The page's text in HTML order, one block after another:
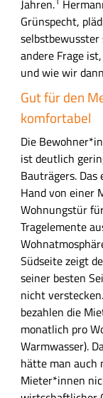
Jahren.
Grünspecht,
selbstbewusster
andere Frage
und wie wir
Gut für den
komfortabel
Die
ist deutlich
Bauträgers.
Hand von einer
Wohnungstür
Tragelemente
Südseite zeigt
seiner besten
nicht
bezahlen die
monatlich pro
Warmwasser).
hätte man auch
Mieter*innen